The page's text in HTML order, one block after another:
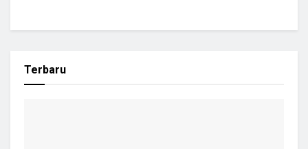
Terbaru